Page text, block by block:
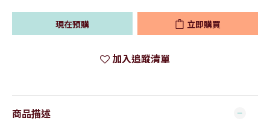
現在預購 立即購買
加入追蹤清單
商品描述